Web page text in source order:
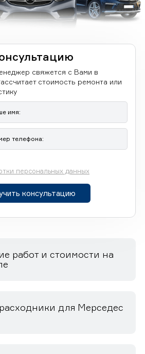
свяжется с Вами в
стоимость ремонта или
персональных данных
консультацию
работ и стоимости на
для Мерседес